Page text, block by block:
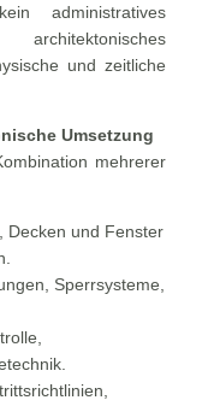
administratives
und zeitliche
Umsetzung
mehrerer
Decken und Fenster
Sperrsysteme,